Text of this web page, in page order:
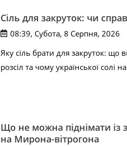
Сіль для закруток: чи
08:39, Субота, 8 Серпня, 2026
Яку сіль брати для закруток: що
розсіл та чому української солі
Що не можна піднімати із
на Мирона-вітрогона